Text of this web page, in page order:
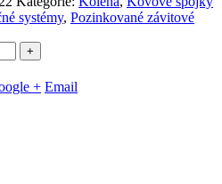
systémy, Pozinkované závitové
+
+ Email